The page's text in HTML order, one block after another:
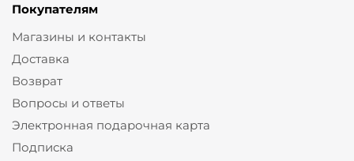
Покупателям
Магазины и контакты
Доставка
Возврат
Вопросы и ответы
Электронная подарочная карта
Подписка